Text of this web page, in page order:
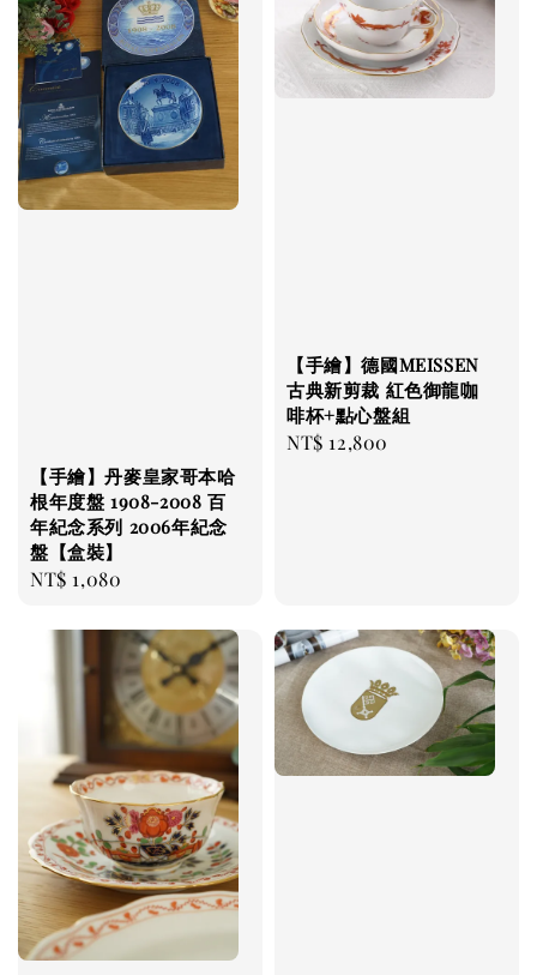
【手繪】丹麥皇家哥本哈
根年度盤 1908-2008 百
年紀念系列 2006年紀念
盤【盒裝】
Regular
NT$ 1,080
【手繪】德國MEISSEN
古典新剪裁 紅色御龍咖
啡杯+點心盤組
Regular
NT$ 12,800